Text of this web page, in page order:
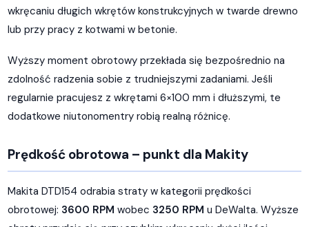
wkręcaniu długich wkrętów konstrukcyjnych w twarde drewno
lub przy pracy z kotwami w betonie.
Wyższy moment obrotowy przekłada się bezpośrednio na
zdolność radzenia sobie z trudniejszymi zadaniami. Jeśli
regularnie pracujesz z wkrętami 6×100 mm i dłuższymi, te
dodatkowe niutonomentry robią realną różnicę.
Prędkość obrotowa – punkt dla Makity
Makita DTD154 odrabia straty w kategorii prędkości
obrotowej: 3600 RPM wobec 3250 RPM u DeWalta. Wyższe